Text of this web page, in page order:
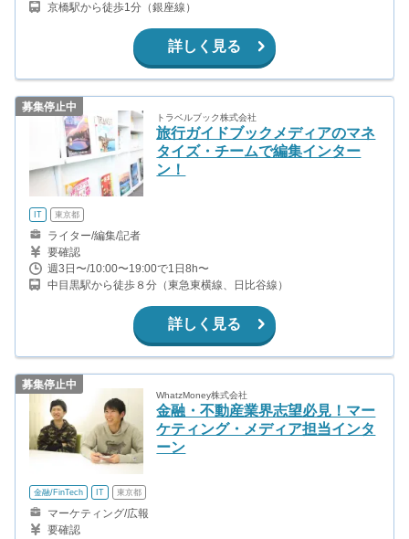
京橋駅から徒歩1分（銀座線）
詳しく見る
募集停止中
トラベルブック株式会社
旅行ガイドブックメディアのマネ
タイズ・チームで編集インター
ン！
IT 東京都
ライター/編集/記者
要確認
週3日〜/10:00〜19:00で1日8h〜
中目黒駅から徒歩８分（東急東横線、日比谷線）
詳しく見る
募集停止中
WhatzMoney株式会社
金融・不動産業界志望必見！マー
ケティング・メディア担当インタ
ーン
金融/FinTech IT 東京都
マーケティング/広報
要確認